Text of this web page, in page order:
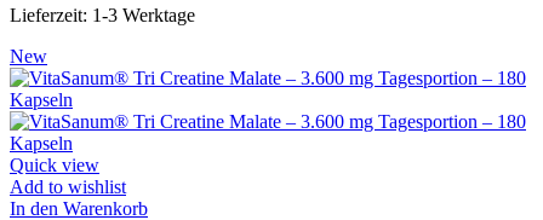
Lieferzeit: 1-3 Werktage
New
Quick view
Add to wishlist
In den Warenkorb